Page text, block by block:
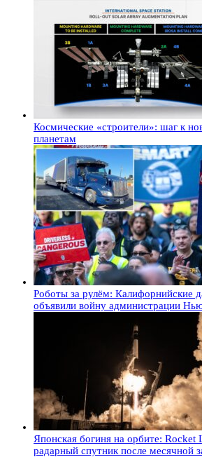
Космические «строители»: шаг к
планетам
Роботы за рулём: Калифорнийские
объявили войну администрации
Японская богиня на орбите: Rocket
радарный спутник после месячной